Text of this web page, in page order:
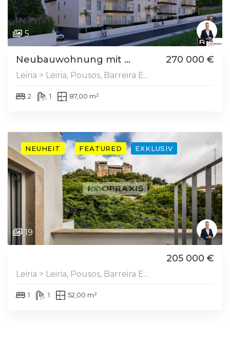
5
Neubauwohnung mit ... 270 000 €
Leiria > Leiria, Pousos, Barreira E...
2 1 87,00 m²
NEUHEIT FEATURED EXKLUSIV
19
205 000 €
Leiria > Leiria, Pousos, Barreira E...
1 1 52,00 m²